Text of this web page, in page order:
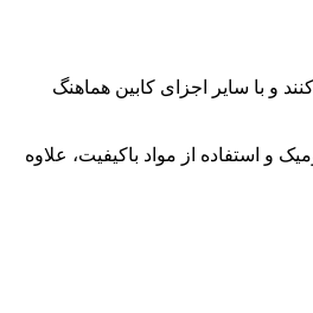
و با سایر اجزای کابین هماهنگ
استفاده از مواد باکیفیت، علاوه